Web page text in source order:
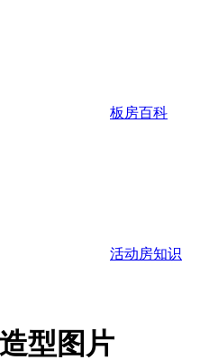
板房百科
活动房知识
型图片